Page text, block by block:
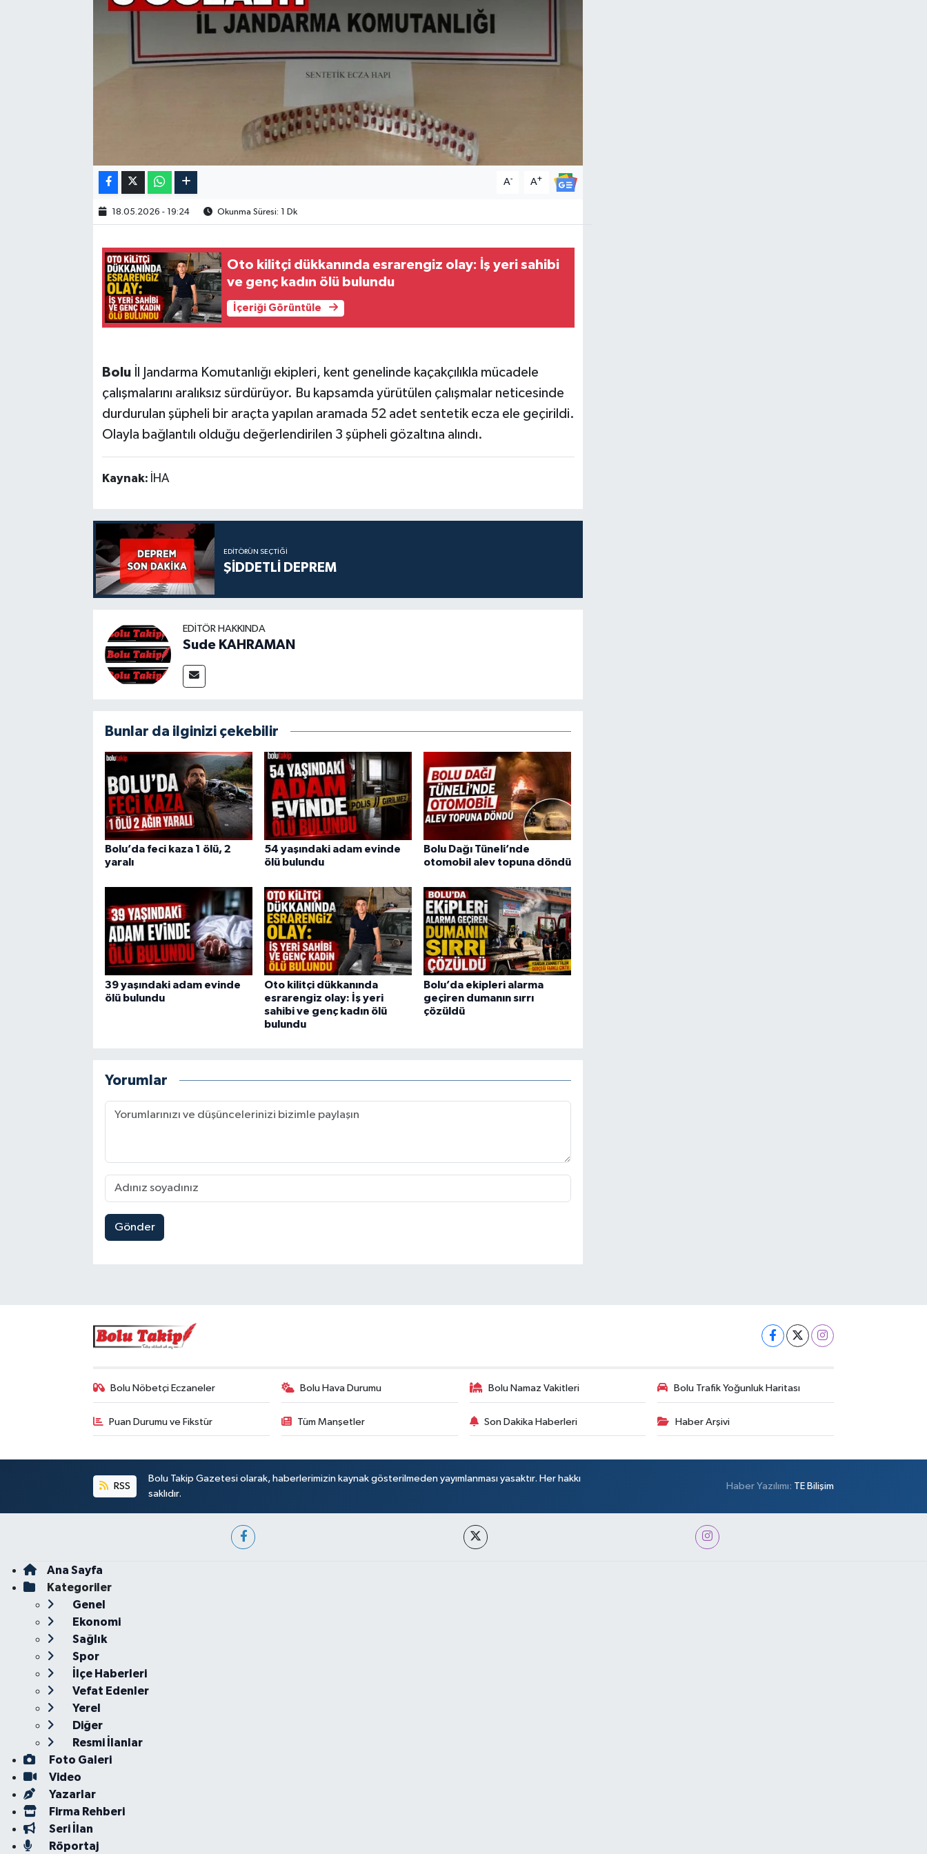
A- A+
18.05.2026 - 19:24 Okunma Süresi: 1 Dk
Oto kilitçi dükkanında esrarengiz olay: İş yeri sahibi
ve genç kadın ölü bulundu
İçeriği Görüntüle
Boluİl Jandarma Komutanlığı ekipleri, kent genelinde kaçakçılıkla mücadele
çalışmalarını aralıksız sürdürüyor. Bu kapsamda yürütülen çalışmalar neticesinde
durdurulan şüpheli bir araçta yapılan aramada 52 adet sentetik ecza ele geçirildi.
Olayla bağlantılı olduğu değerlendirilen 3 şüpheli gözaltına alındı.
Kaynak: İHA
EDITÖRÜN SEÇTIĞI
ŞİDDETLİ DEPREM
EDITÖR HAKKINDA
Sude KAHRAMAN
Bunlar da ilginizi çekebilir
Bolu’da feci kaza 1 ölü, 2
yaralı
54 yaşındaki adam evinde
ölü bulundu
Bolu Dağı Tüneli’nde
otomobil alev topuna döndü
39 yaşındaki adam evinde
ölü bulundu
Oto kilitçi dükkanında
esrarengiz olay: İş yeri
sahibi ve genç kadın ölü
bulundu
Bolu’da ekipleri alarma
geçiren dumanın sırrı
çözüldü
Yorumlar
Gönder
Bolu Nöbetçi Eczaneler Bolu Hava Durumu Bolu Namaz Vakitleri Bolu Trafik Yoğunluk Haritası
Puan Durumu ve Fikstür Tüm Manşetler Son Dakika Haberleri Haber Arşivi
RSS
Bolu Takip Gazetesi olarak, haberlerimizin kaynak gösterilmeden yayımlanması yasaktır. Her hakkı
saklıdır.
Haber Yazılımı: TE Bilişim
Ana Sayfa
Kategoriler
Genel
Ekonomi
Sağlık
Spor
İlçe Haberleri
Vefat Edenler
Yerel
Diğer
Resmi İlanlar
Foto Galeri
Video
Yazarlar
Firma Rehberi
Seri İlan
Röportaj